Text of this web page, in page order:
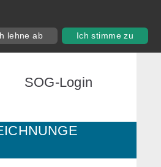
lehne ab Ich stimme zu
SOG-Login